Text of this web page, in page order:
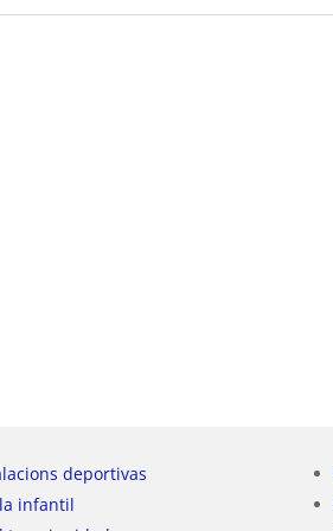
deportivas
infantil